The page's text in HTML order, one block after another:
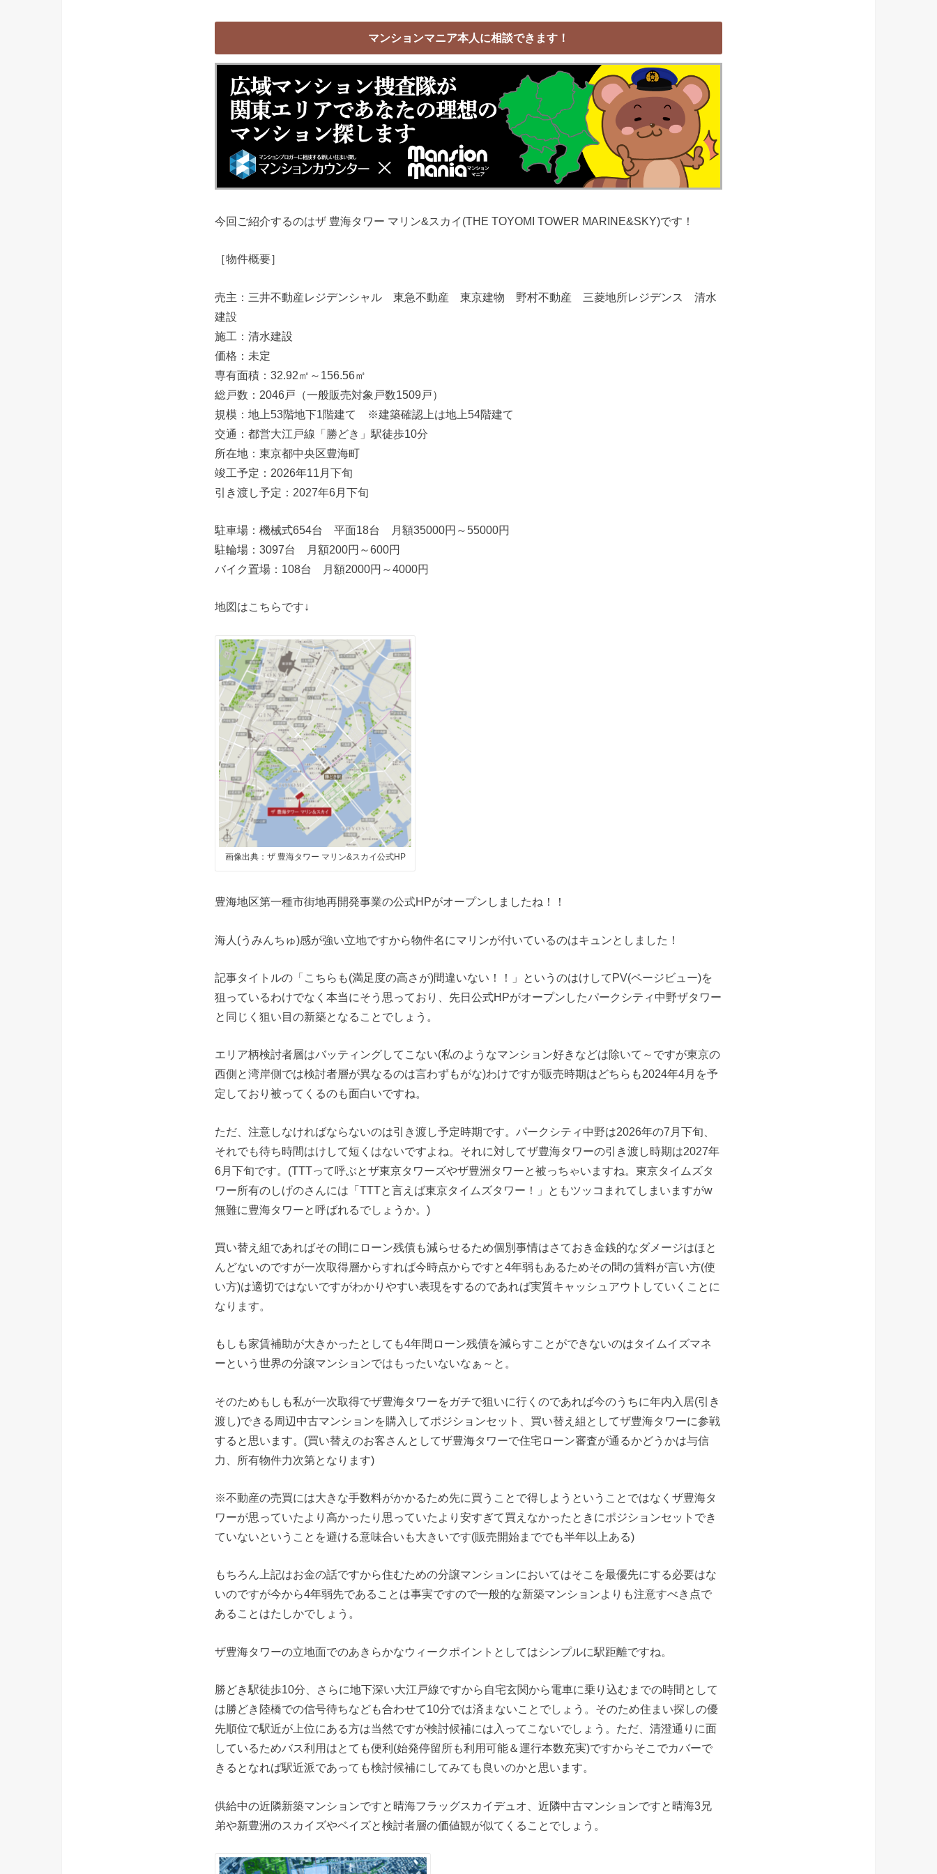
マンションマニア本人に相談できます！
今回ご紹介するのはザ 豊海タワー マリン&スカイ(THE TOYOMI TOWER MARINE&SKY)です！
［物件概要］
売主：三井不動産レジデンシャル 東急不動産 東京建物 野村不動産 三菱地所レジデンス 清水
建設
施工：清水建設
価格：未定
専有面積：32.92㎡～156.56㎡
総戸数：2046戸（一般販売対象戸数1509戸）
規模：地上53階地下1階建て ※建築確認上は地上54階建て
交通：都営大江戸線「勝どき」駅徒歩10分
所在地：東京都中央区豊海町
竣工予定：2026年11月下旬
引き渡し予定：2027年6月下旬
駐車場：機械式654台 平面18台 月額35000円～55000円
駐輪場：3097台 月額200円～600円
バイク置場：108台 月額2000円～4000円
地図はこちらです↓
画像出典：ザ 豊海タワー マリン&スカイ公式HP
豊海地区第一種市街地再開発事業の公式HPがオープンしましたね！！
海人(うみんちゅ)感が強い立地ですから物件名にマリンが付いているのはキュンとしました！
記事タイトルの「こちらも(満足度の高さが)間違いない！！」というのはけしてPV(ページビュー)を
狙っているわけでなく本当にそう思っており、先日公式HPがオープンしたパークシティ中野ザタワー
と同じく狙い目の新築となることでしょう。
エリア柄検討者層はバッティングしてこない(私のようなマンション好きなどは除いて～ですが東京の
西側と湾岸側では検討者層が異なるのは言わずもがな)わけですが販売時期はどちらも2024年4月を予
定しており被ってくるのも面白いですね。
ただ、注意しなければならないのは引き渡し予定時期です。パークシティ中野は2026年の7月下旬、
それでも待ち時間はけして短くはないですよね。それに対してザ豊海タワーの引き渡し時期は2027年
6月下旬です。(TTTって呼ぶとザ東京タワーズやザ豊洲タワーと被っちゃいますね。東京タイムズタ
ワー所有のしげのさんには「TTTと言えば東京タイムズタワー！」ともツッコまれてしまいますがw
無難に豊海タワーと呼ばれるでしょうか。)
買い替え組であればその間にローン残債も減らせるため個別事情はさておき金銭的なダメージはほと
んどないのですが一次取得層からすれば今時点からですと4年弱もあるためその間の賃料が言い方(使
い方)は適切ではないですがわかりやすい表現をするのであれば実質キャッシュアウトしていくことに
なります。
もしも家賃補助が大きかったとしても4年間ローン残債を減らすことができないのはタイムイズマネ
ーという世界の分譲マンションではもったいないなぁ～と。
そのためもしも私が一次取得でザ豊海タワーをガチで狙いに行くのであれば今のうちに年内入居(引き
渡し)できる周辺中古マンションを購入してポジションセット、買い替え組としてザ豊海タワーに参戦
すると思います。(買い替えのお客さんとしてザ豊海タワーで住宅ローン審査が通るかどうかは与信
力、所有物件力次第となります)
※不動産の売買には大きな手数料がかかるため先に買うことで得しようということではなくザ豊海タ
ワーが思っていたより高かったり思っていたより安すぎて買えなかったときにポジションセットでき
ていないということを避ける意味合いも大きいです(販売開始まででも半年以上ある)
もちろん上記はお金の話ですから住むための分譲マンションにおいてはそこを最優先にする必要はな
いのですが今から4年弱先であることは事実ですので一般的な新築マンションよりも注意すべき点で
あることはたしかでしょう。
ザ豊海タワーの立地面でのあきらかなウィークポイントとしてはシンプルに駅距離ですね。
勝どき駅徒歩10分、さらに地下深い大江戸線ですから自宅玄関から電車に乗り込むまでの時間として
は勝どき陸橋での信号待ちなども合わせて10分では済まないことでしょう。そのため住まい探しの優
先順位で駅近が上位にある方は当然ですが検討候補には入ってこないでしょう。ただ、清澄通りに面
しているためバス利用はとても便利(始発停留所も利用可能＆運行本数充実)ですからそこでカバーで
きるとなれば駅近派であっても検討候補にしてみても良いのかと思います。
供給中の近隣新築マンションですと晴海フラッグスカイデュオ、近隣中古マンションですと晴海3兄
弟や新豊洲のスカイズやベイズと検討者層の価値観が似てくることでしょう。